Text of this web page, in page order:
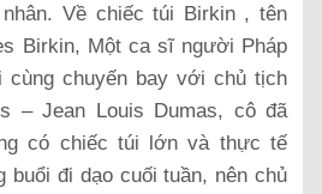
Về chiếc túi Birkin , tên
Birkin, Một ca sĩ người Pháp
cùng chuyến bay với chủ tịch
– Jean Louis Dumas, cô đã
có chiếc túi lớn và thực tế
buổi đi dạo cuối tuần, nên chủ